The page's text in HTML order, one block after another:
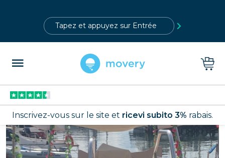
Inscrivez-vous sur le site et ricevi subito 3% rabais.